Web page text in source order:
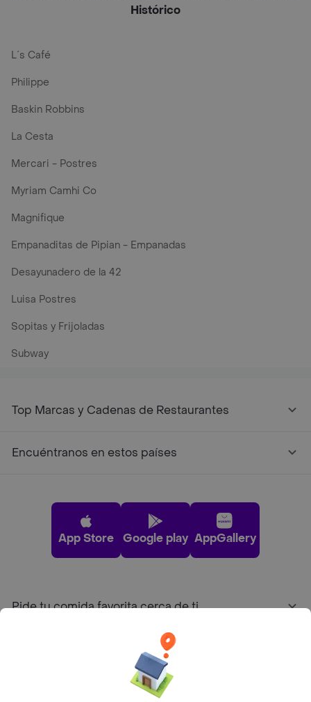
Histórico
L´s Café
Philippe
Baskin Robbins
La Cesta
Mercari - Postres
Myriam Camhi Co
Magnifique
Empanaditas de Pipian - Empanadas
Desayunadero de la 42
Luisa Postres
Sopitas y Frijoladas
Subway
Top Marcas y Cadenas de Restaurantes
Encuéntranos en estos países
App Store Google play AppGallery
Pide tu comida favorita cerca de ti